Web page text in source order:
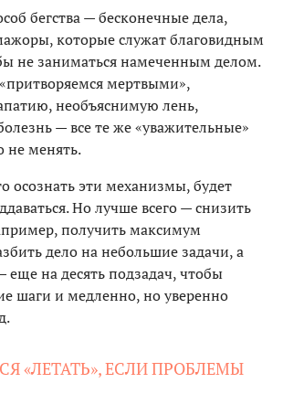
бегства — бесконечные дела,
которые служат благовидным
не заниматься намеченным делом.
мертвыми»,
необъяснимую лень,
— все те же «уважительные»
не менять.
осознать эти механизмы, будет
Но лучше всего — снизить
получить максимум
дело на небольшие задачи, а
на десять подзадач, чтобы
шаги и медленно, но уверенно
«ЛЕТАТЬ», ЕСЛИ ПРОБЛЕМЫ